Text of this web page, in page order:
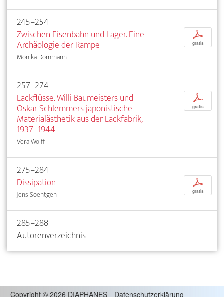
245–254
Zwischen Eisenbahn und Lager. Eine
Archäologie der Rampe
Monika Dommann
p
gratis
257–274
Lackflüsse. Willi Baumeisters und
Oskar Schlemmers japonistische
Materialästhetik aus der Lackfabrik,
1937–1944
Vera Wolff
p
gratis
275–284
Dissipation
Jens Soentgen
p
gratis
285–288
Autorenverzeichnis
Copyright © 2026 DIAPHANES Datenschutzerklärung